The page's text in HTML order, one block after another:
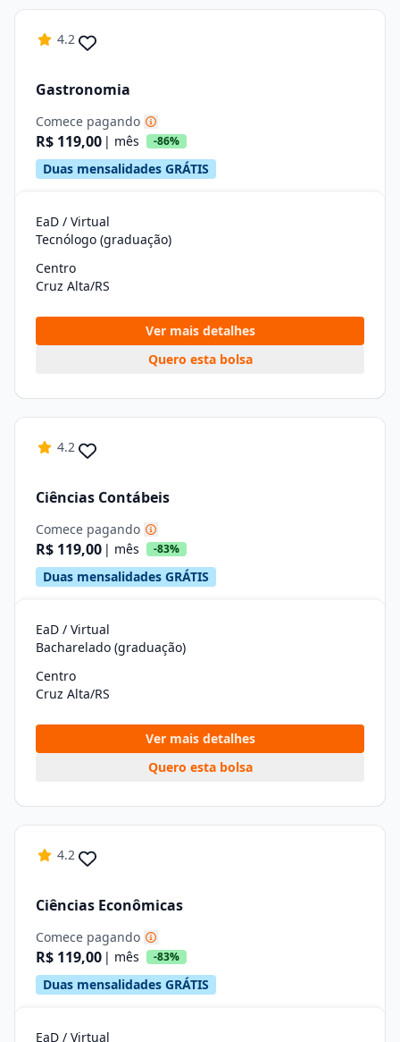
4.2
Gastronomia
Comece pagando
R$ 119,00 | mês -86%
Duas mensalidades GRÁTIS
EaD / Virtual
Tecnólogo (graduação)
Centro
Cruz Alta/RS
Ver mais detalhes
Quero esta bolsa
4.2
Ciências Contábeis
Comece pagando
R$ 119,00 | mês -83%
Duas mensalidades GRÁTIS
EaD / Virtual
Bacharelado (graduação)
Centro
Cruz Alta/RS
Ver mais detalhes
Quero esta bolsa
4.2
Ciências Econômicas
Comece pagando
R$ 119,00 | mês -83%
Duas mensalidades GRÁTIS
EaD / Virtual